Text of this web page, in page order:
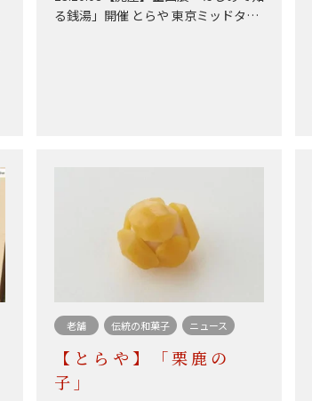
る銭湯」開催 とらや 東京ミッドタ…
老舗 伝統の和菓子 ニュース
【とらや】「栗鹿の
子」